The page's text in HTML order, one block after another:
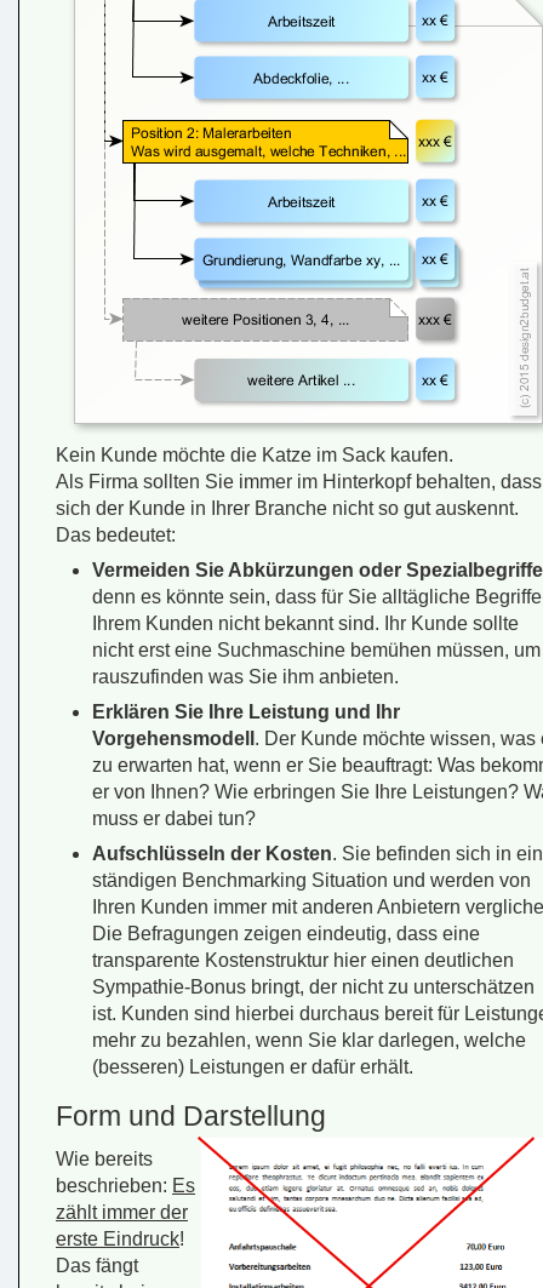
Kein Kunde möchte die Katze im Sack kaufen.
Als Firma sollten Sie immer im Hinterkopf behalten, dass
sich der Kunde in Ihrer Branche nicht so gut auskennt.
Das bedeutet:
Vermeiden Sie Abkürzungen oder Spezialbegriffe
denn es könnte sein, dass für Sie alltägliche Begriffe
Ihrem Kunden nicht bekannt sind. Ihr Kunde sollte
nicht erst eine Suchmaschine bemühen müssen, um
rauszufinden was Sie ihm anbieten.
Erklären Sie Ihre Leistung und Ihr
Vorgehensmodell . Der Kunde möchte wissen, was
zu erwarten hat, wenn er Sie beauftragt: Was
er von Ihnen? Wie erbringen Sie Ihre Leistungen?
muss er dabei tun?
Aufschlüsseln der Kosten. Sie befinden sich in
ständigen Benchmarking Situation und werden von
Ihren Kunden immer mit anderen Anbietern
Die Befragungen zeigen eindeutig, dass eine
transparente Kostenstruktur hier einen deutlichen
Sympathie-Bonus bringt, der nicht zu unterschätzen
ist. Kunden sind hierbei durchaus bereit für
mehr zu bezahlen, wenn Sie klar darlegen, welche
(besseren) Leistungen er dafür erhält.
Form und Darstellung
Wie bereits
beschrieben: Es
zählt immer der
erste Eindruck!
Das fängt